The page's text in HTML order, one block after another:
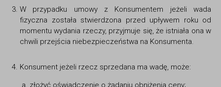
W przypadku umowy z Konsumentem jeżeli wada
fizyczna została stwierdzona przed upływem roku od
momentu wydania rzeczy, przyjmuje się, że istniała ona w
chwili przejścia niebezpieczeństwa na Konsumenta.
Konsument jeżeli rzecz sprzedana ma wadę, może:
złożyć oświadczenie o żądaniu obniżenia ceny;